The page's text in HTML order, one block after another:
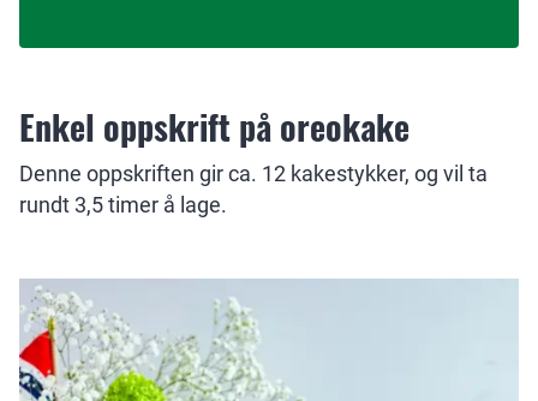
Enkel oppskrift på oreokake
Denne oppskriften gir ca. 12 kakestykker, og vil ta
rundt 3,5 timer å lage.